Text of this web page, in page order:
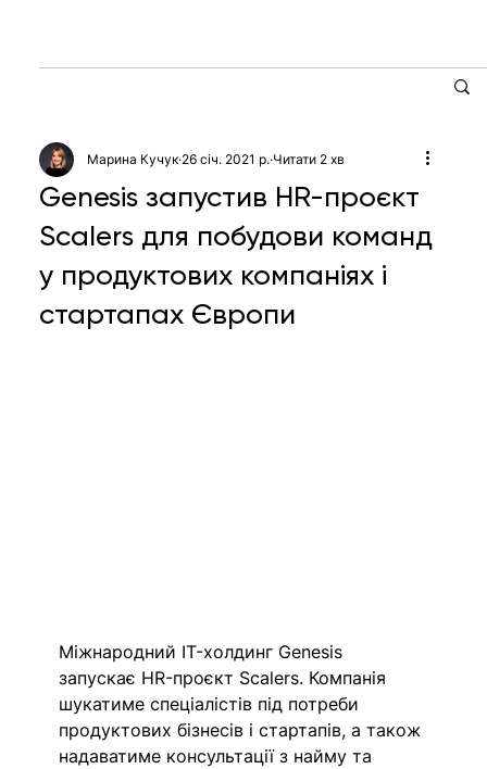
Genesis запустив HR-проєкт
Scalers для побудови команд
у продуктових компаніях і
стартапах Європи
Марина Кучук 26 січ. 2021 р. Читати 2 хв
Міжнародний IT-холдинг Genesis
запускає HR-проєкт Scalers. Компанія
шукатиме спеціалістів під потреби
продуктових бізнесів і стартапів, а також
надаватиме консультації з найму та